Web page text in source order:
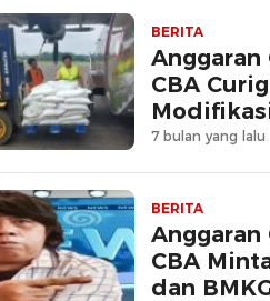
BERITA
CBA
7 bulan yang lalu
BERITA
Anggaran
CBA
dan